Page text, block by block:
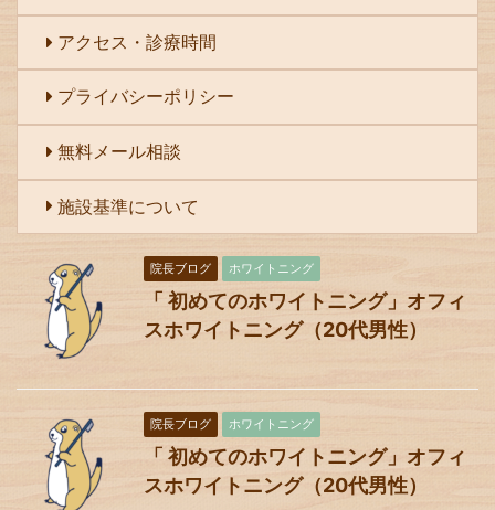
アクセス・診療時間
プライバシーポリシー
無料メール相談
施設基準について
院長ブログ ホワイトニング
「 初めてのホワイトニング」オフィ
スホワイトニング（20代男性）
院長ブログ ホワイトニング
「 初めてのホワイトニング」オフィ
スホワイトニング（20代男性）